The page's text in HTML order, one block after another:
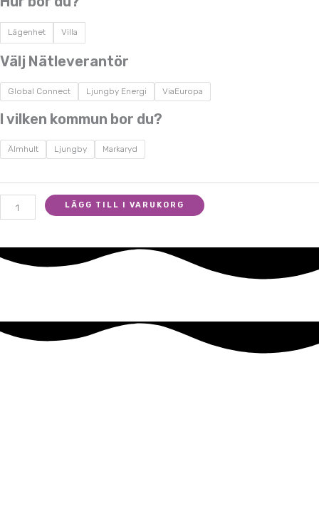
Lägenhet Villa
Välj Nätleverantör
Global Connect Ljungby Energi ViaEuropa
I vilken kommun bor du?
Älmhult Ljungby Markaryd
LÄGG TILL I VARUKORG